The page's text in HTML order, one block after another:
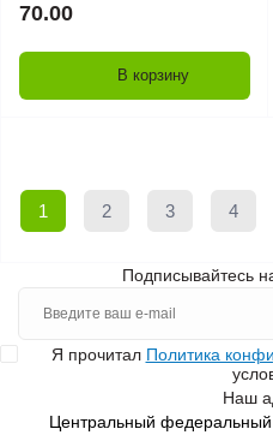
70.00
В корзину
1 2 3 4
Подписывайтесь
Я прочитал Политика
Наш
Центральный федеральный